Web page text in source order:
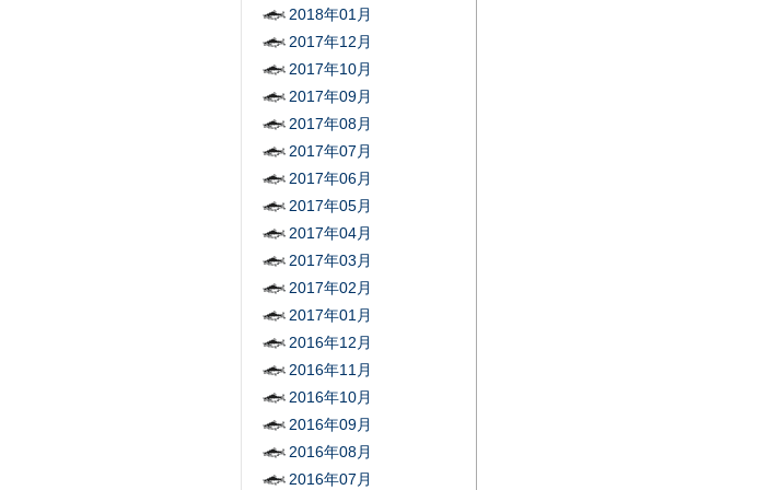
2018年01月
2017年12月
2017年10月
2017年09月
2017年08月
2017年07月
2017年06月
2017年05月
2017年04月
2017年03月
2017年02月
2017年01月
2016年12月
2016年11月
2016年10月
2016年09月
2016年08月
2016年07月